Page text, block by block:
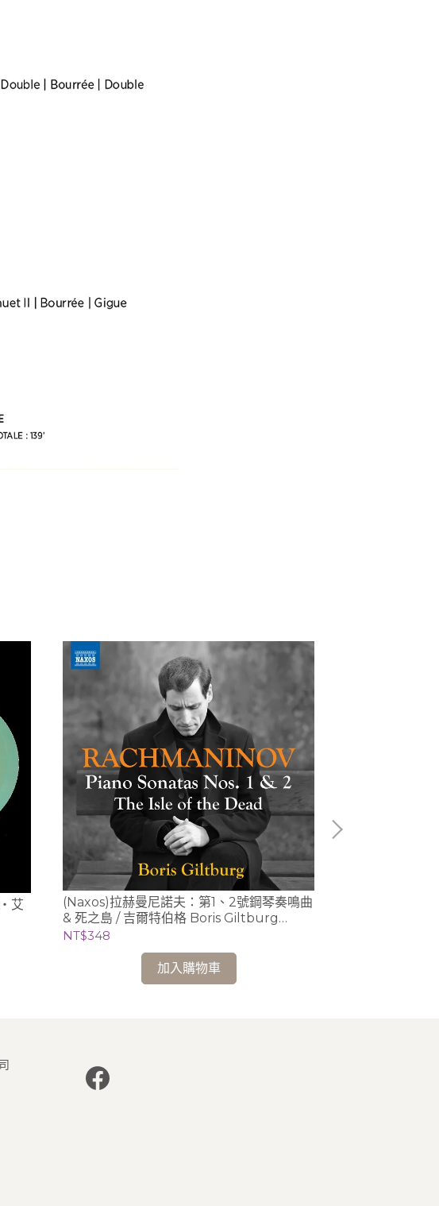
艾
(Naxos)拉赫曼尼諾夫：第1、2號鋼琴奏鳴曲
& 死之島 / 吉爾特伯格 Boris Giltburg
(piano)
NT$348
加入購物車